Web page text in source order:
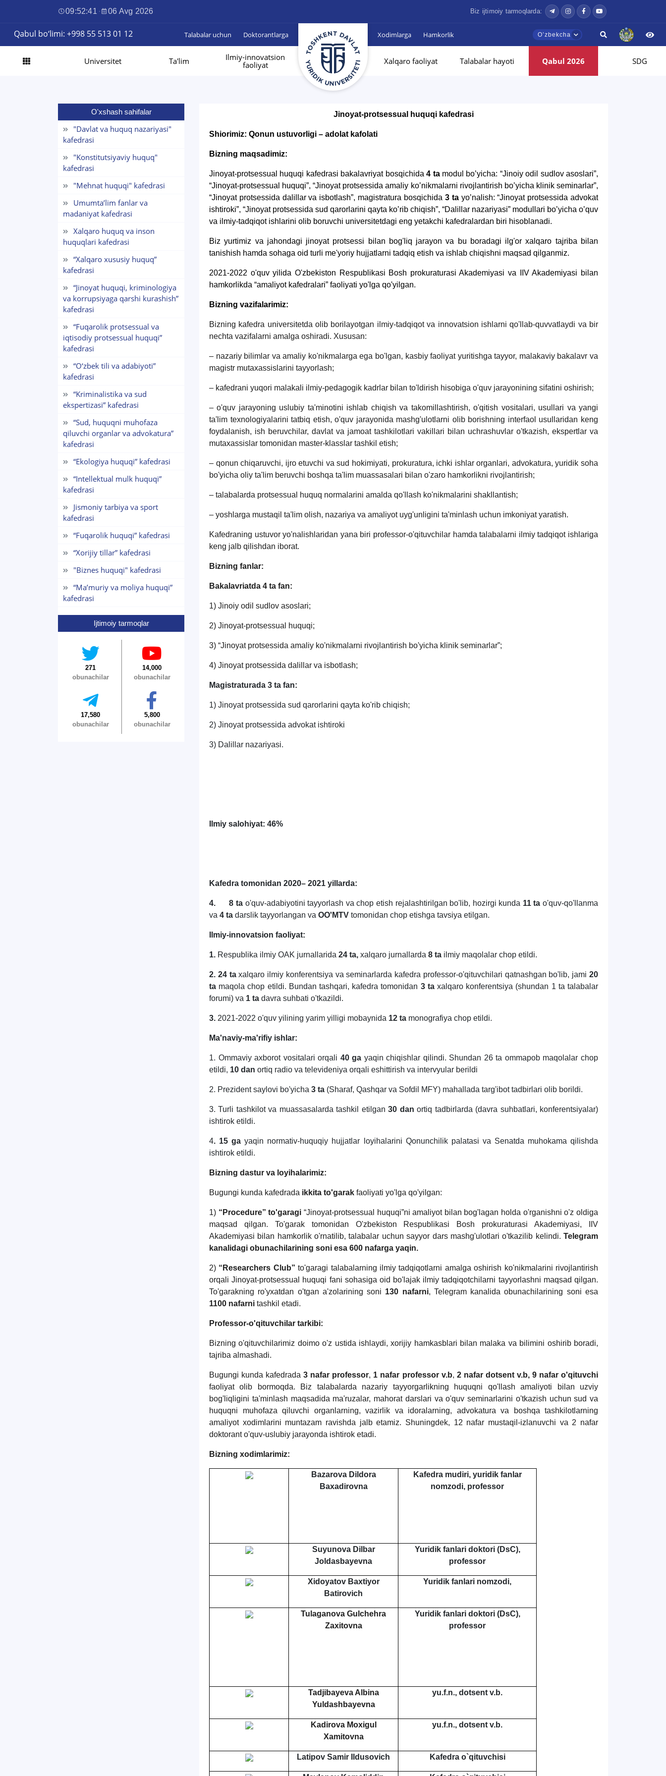
09:52:42 · 06 Avg 2026 Biz ijtimoiy tarmoqlarda:
Qabul bo‘limi: +998 55 513 01 12 Talabalar uchun Doktorantlarga Xodimlarga Hamkorlik Oʼzbekcha
Universitet Ta'lim
Ilmiy-innovatsion
faoliyat
Xalqaro faoliyat Talabalar hayoti Qabul 2026 SDG
O'xshash sahifalar
"Davlat va huquq nazariyasi"
kafedrasi
"Konstitutsiyaviy huquq"
kafedrasi
"Mehnat huquqi" kafedrasi
Umumta’lim fanlar va
madaniyat kafedrasi
Xalqaro huquq va inson
huquqlari kafedrasi
“Xalqaro xususiy huquq”
kafedrasi
“Jinoyat huquqi, kriminologiya
va korrupsiyaga qarshi kurashish”
kafedrasi
“Fuqarolik protsessual va
iqtisodiy protsessual huquqi”
kafedrasi
“O‘zbek tili va adabiyoti”
kafedrasi
“Kriminalistika va sud
ekspertizasi” kafedrasi
“Sud, huquqni muhofaza
qiluvchi organlar va advokatura”
kafedrasi
“Ekologiya huquqi” kafedrasi
“Intellektual mulk huquqi”
kafedrasi
Jismoniy tarbiya va sport
kafedrasi
“Fuqarolik huquqi” kafedrasi
“Xorijiy tillar” kafedrasi
"Biznes huquqi" kafedrasi
“Maʼmuriy va moliya huquqi”
kafedrasi
Ijtimoiy tarmoqlar
271
obunachilar
14,000
obunachilar
17,580
obunachilar
5,800
obunachilar
Jinoyat-protsessual huquqi kafedrasi
Shiorimiz: Qonun ustuvorligi – adolat kafolati
Bizning maqsadimiz:
Jinoyat-protsessual huquqi kafedrasi bakalavriyat bosqichida4 tamodul boʼyicha: “Jinoiy odil sudlov asoslari”,
“Jinoyat-protsessual huquqi”, “Jinoyat protsessida amaliy koʼnikmalarni rivojlantirish boʼyicha klinik seminarlar”,
“Jinoyat protsessida dalillar va isbotlash”, magistratura bosqichida 3 tayoʼnalish: “Jinoyat protsessida advokat
ishtiroki”, “Jinoyat protsessida sud qarorlarini qayta koʼrib chiqish”, “Dalillar nazariyasi” modullari boʼyicha oʼquv
va ilmiy-tadqiqot ishlarini olib boruvchi universitetdagi eng yetakchi kafedralardan biri hisoblanadi.
Biz yurtimiz va jahondagi jinoyat protsessi bilan bog'liq jarayon va bu boradagi ilg'or xalqaro tajriba bilan
tanishish hamda sohaga oid turli me'yoriy hujjatlarni tadqiq etish va ishlab chiqishni maqsad qilganmiz.
2021-2022 o'quv yilida O'zbekiston Respublikasi Bosh prokuraturasi Akademiyasi va IIV Akademiyasi bilan
hamkorlikda “amaliyot kafedralari” faoliyati yo'lga qo'yilgan.
Bizning vazifalarimiz:
Bizning kafedra universitetda olib borilayotgan ilmiy-tadqiqot va innovatsion ishlarni qo'llab-quvvatlaydi va bir
nechta vazifalarni amalga oshiradi. Xususan:
– nazariy bilimlar va amaliy ko'nikmalarga ega bo'lgan, kasbiy faoliyat yuritishga tayyor, malakaviy bakalavr va
magistr mutaxassislarini tayyorlash;
– kafedrani yuqori malakali ilmiy-pedagogik kadrlar bilan to'ldirish hisobiga o'quv jarayonining sifatini oshirish;
– o'quv jarayoning uslubiy ta'minotini ishlab chiqish va takomillashtirish, o'qitish vositalari, usullari va yangi
ta'lim texnologiyalarini tatbiq etish, o'quv jarayonida mashg'ulotlarni olib borishning interfaol usullaridan keng
foydalanish, ish beruvchilar, davlat va jamoat tashkilotlari vakillari bilan uchrashuvlar o'tkazish, ekspertlar va
mutaxassislar tomonidan master-klasslar tashkil etish;
– qonun chiqaruvchi, ijro etuvchi va sud hokimiyati, prokuratura, ichki ishlar organlari, advokatura, yuridik soha
bo'yicha oliy ta'lim beruvchi boshqa ta'lim muassasalari bilan o'zaro hamkorlikni rivojlantirish;
– talabalarda protsessual huquq normalarini amalda qo'llash ko'nikmalarini shakllantish;
– yoshlarga mustaqil ta'lim olish, nazariya va amaliyot uyg'unligini ta'minlash uchun imkoniyat yaratish.
Kafedraning ustuvor yo'nalishlaridan yana biri professor-o'qituvchilar hamda talabalarni ilmiy tadqiqot ishlariga
keng jalb qilishdan iborat.
Bizning fanlar:
Bakalavriatda 4 ta fan:
1) Jinoiy odil sudlov asoslari;
2) Jinoyat-protsessual huquqi;
3) “Jinoyat protsessida amaliy ko'nikmalarni rivojlantirish bo'yicha klinik seminarlar”;
4) Jinoyat protsessida dalillar va isbotlash;
Magistraturada 3 ta fan:
1) Jinoyat protsessida sud qarorlarini qayta ko'rib chiqish;
2) Jinoyat protsessida advokat ishtiroki
3) Dalillar nazariyasi.
Ilmiy salohiyat: 46%
Kafedra tomonidan 2020– 2021 yillarda:
4. 8 ta o'quv-adabiyotini tayyorlash va chop etish rejalashtirilgan bo'lib, hozirgi kunda 11 ta o'quv-qo'llanma
va 4 ta darslik tayyorlangan va OO'MTV tomonidan chop etishga tavsiya etilgan.
Ilmiy-innovatsion faoliyat:
1. Respublika ilmiy OAK jurnallarida 24 ta, xalqaro jurnallarda 8 ta ilmiy maqolalar chop etildi.
2. 24 taxalqaro ilmiy konferentsiya va seminarlarda kafedra professor-o'qituvchilari qatnashgan bo'lib, jami20
ta maqola chop etildi. Bundan tashqari, kafedra tomonidan 3 taxalqaro konferentsiya (shundan 1 ta talabalar
forumi) va 1 ta davra suhbati o'tkazildi.
3. 2021-2022 o'quv yilining yarim yilligi mobaynida 12 ta monografiya chop etildi.
Ma'naviy-ma'rifiy ishlar:
1. Ommaviy axborot vositalari orqali 40 ga yaqin chiqishlar qilindi. Shundan 26 ta ommapob maqolalar chop
etildi, 10 dan ortiq radio va televideniya orqali eshittirish va intervyular berildi
2. Prezident saylovi bo'yicha 3 ta (Sharaf, Qashqar va Sofdil MFY) mahallada targ'ibot tadbirlari olib borildi.
3. Turli tashkilot va muassasalarda tashkil etilgan30 danortiq tadbirlarda (davra suhbatlari, konferentsiyalar)
ishtirok etildi.
4. 15 ga yaqin normativ-huquqiy hujjatlar loyihalarini Qonunchilik palatasi va Senatda muhokama qilishda
ishtirok etildi.
Bizning dastur va loyihalarimiz:
Bugungi kunda kafedrada ikkita to'garak faoliyati yo'lga qo'yilgan:
1) “Procedure” to'garagi “Jinoyat-protsessual huquqi”ni amaliyot bilan bog'lagan holda o'rganishni o'z oldiga
maqsad qilgan. To'garak tomonidan O'zbekiston Respublikasi Bosh prokuraturasi Akademiyasi, IIV
Akademiyasi bilan hamkorlik o'rnatilib, talabalar uchun sayyor dars mashg'ulotlari o'tkazilib kelindi. Telegram
kanalidagi obunachilarining soni esa 600 nafarga yaqin.
2) “Researchers Club”to'garagi talabalarning ilmiy tadqiqotlarni amalga oshirish ko'nikmalarini rivojlantirish
orqali Jinoyat-protsessual huquqi fani sohasiga oid bo'lajak ilmiy tadqiqotchilarni tayyorlashni maqsad qilgan.
To'garakning ro'yxatdan o'tgan a'zolarining soni 130 nafarni, Telegram kanalida obunachilarining soni esa
1100 nafarni tashkil etadi.
Professor-o'qituvchilar tarkibi:
Bizning o'qituvchilarimiz doimo o'z ustida ishlaydi, xorijiy hamkasblari bilan malaka va bilimini oshirib boradi,
tajriba almashadi.
Bugungi kunda kafedrada3 nafar professor, 1 nafar professor v.b, 2 nafar dotsent v.b, 9 nafar o'qituvchi
faoliyat olib bormoqda. Biz talabalarda nazariy tayyorgarlikning huquqni qo'llash amaliyoti bilan uzviy
bog'liqligini ta'minlash maqsadida ma'ruzalar, mahorat darslari va o'quv seminarlarini o'tkazish uchun sud va
huquqni muhofaza qiluvchi organlarning, vazirlik va idoralarning, advokatura va boshqa tashkilotlarning
amaliyot xodimlarini muntazam ravishda jalb etamiz. Shuningdek, 12 nafar mustaqil-izlanuvchi va 2 nafar
doktorant o'quv-uslubiy jarayonda ishtirok etadi.
Bizning xodimlarimiz:
Bazarova Dildora
Baxadirovna
Kafedra mudiri, yuridik fanlar
nomzodi, professor
Suyunova Dilbar
Joldasbayevna
Yuridik fanlari doktori (DsC),
professor
Xidoyatov Baxtiyor
Batirovich
Yuridik fanlari nomzodi,
Tulaganova Gulchehra
Zaxitovna
Yuridik fanlari doktori (DsC),
professor
Tadjibayeva Albina
Yuldashbayevna
yu.f.n., dotsent v.b.
Kadirova Moxigul
Xamitovna
yu.f.n., dotsent v.b.
Latipov Samir Ildusovich Kafedra o`qituvchisi